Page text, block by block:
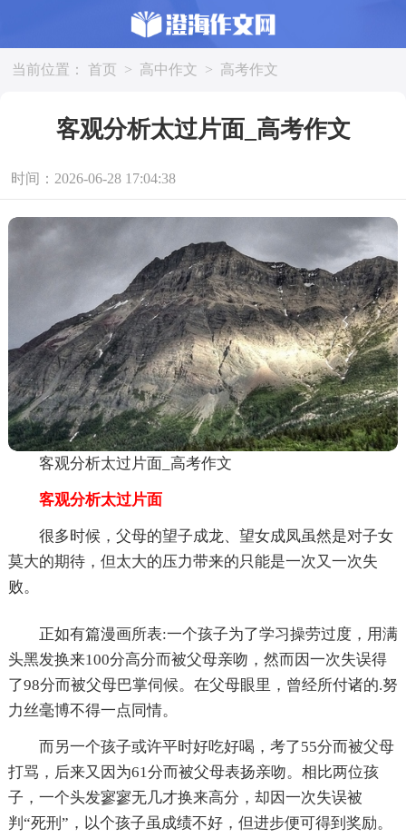
当前位置： 首页 > 高中作文 > 高考作文
客观分析太过片面_高考作文
时间：2026-06-28 17:04:38
客观分析太过片面_高考作文
客观分析太过片面
很多时候，父母的望子成龙、望女成凤虽然是对子女
莫大的期待，但太大的压力带来的只能是一次又一次失
败。
正如有篇漫画所表:一个孩子为了学习操劳过度，用满
头黑发换来100分高分而被父母亲吻，然而因一次失误得
了98分而被父母巴掌伺候。在父母眼里，曾经所付诸的.努
力丝毫博不得一点同情。
而另一个孩子或许平时好吃好喝，考了55分而被父母
打骂，后来又因为61分而被父母表扬亲吻。相比两位孩
子，一个头发寥寥无几才换来高分，却因一次失误被
判“死刑”，以个孩子虽成绩不好，但进步便可得到奖励。